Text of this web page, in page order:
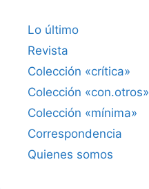
Lo último
Revista
Colección «crítica»
Colección «con.otros»
Colección «mínima»
Correspondencia
Quienes somos